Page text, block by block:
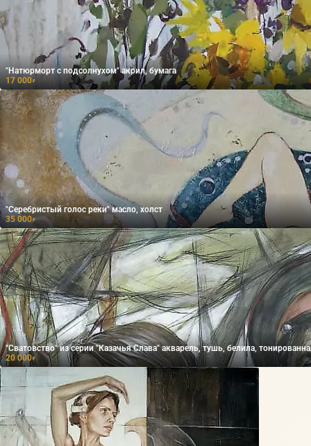
"Натюрморт с подсолнухом" акрил, бумага
17 000₽
"Серебристый голос реки" масло, холст
35 000₽
"Сватовство" из серии "Казачья Слава" акварель, тушь, белила,
20 000₽